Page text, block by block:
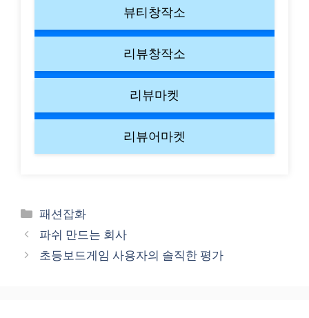
뷰티창작소
리뷰창작소
리뷰마켓
리뷰어마켓
Categories
패션잡화
파쉬 만드는 회사
초등보드게임 사용자의 솔직한 평가